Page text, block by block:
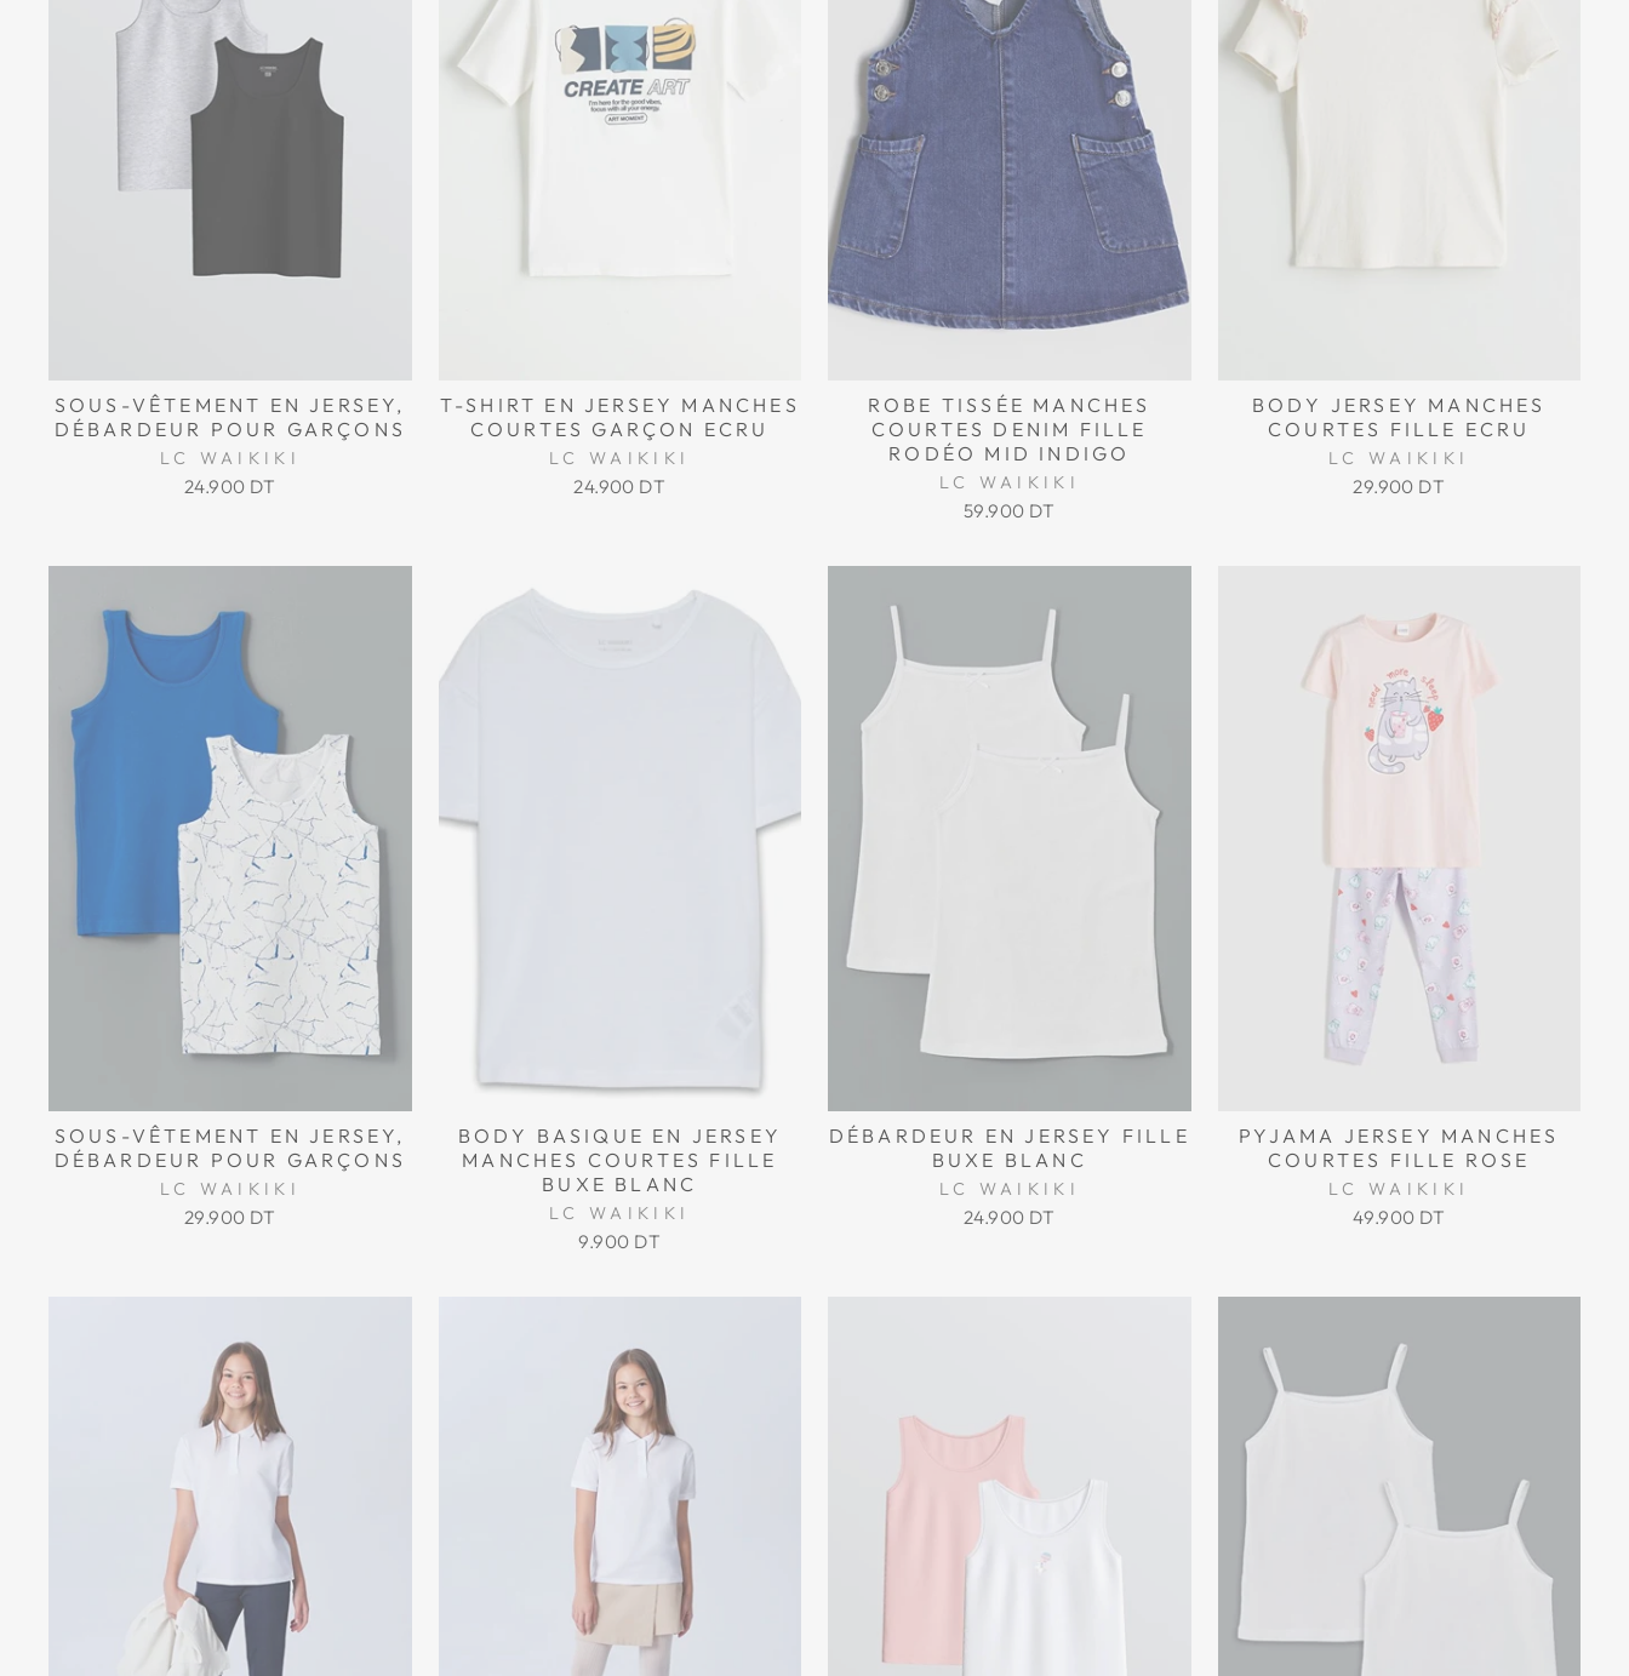
SOUS-VÊTEMENT EN JERSEY,
DÉBARDEUR POUR GARÇONS
LC WAIKIKI
24.900 DT
T-SHIRT EN JERSEY MANCHES
COURTES GARÇON ECRU
LC WAIKIKI
24.900 DT
ROBE TISSÉE MANCHES
COURTES DENIM FILLE
RODÉO MID INDIGO
LC WAIKIKI
59.900 DT
BODY JERSEY MANCHES
COURTES FILLE ECRU
LC WAIKIKI
29.900 DT
SOUS-VÊTEMENT EN JERSEY,
DÉBARDEUR POUR GARÇONS
LC WAIKIKI
29.900 DT
BODY BASIQUE EN JERSEY
MANCHES COURTES FILLE
BUXE BLANC
LC WAIKIKI
9.900 DT
DÉBARDEUR EN JERSEY FILLE
BUXE BLANC
LC WAIKIKI
24.900 DT
PYJAMA JERSEY MANCHES
COURTES FILLE ROSE
LC WAIKIKI
49.900 DT